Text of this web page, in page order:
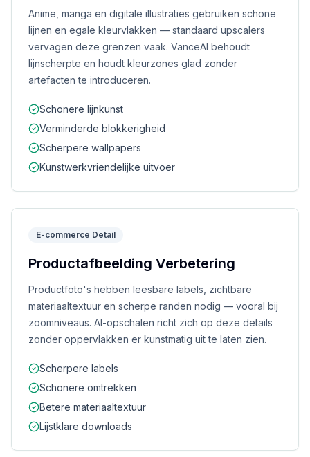
Anime, manga en digitale illustraties gebruiken schone
lijnen en egale kleurvlakken — standaard upscalers
vervagen deze grenzen vaak. VanceAI behoudt
lijnscherpte en houdt kleurzones glad zonder
artefacten te introduceren.
Schonere lijnkunst
Verminderde blokkerigheid
Scherpere wallpapers
Kunstwerkvriendelijke uitvoer
E-commerce Detail
Productafbeelding Verbetering
Productfoto's hebben leesbare labels, zichtbare
materiaaltextuur en scherpe randen nodig — vooral bij
zoomniveaus. AI-opschalen richt zich op deze details
zonder oppervlakken er kunstmatig uit te laten zien.
Scherpere labels
Schonere omtrekken
Betere materiaaltextuur
Lijstklare downloads